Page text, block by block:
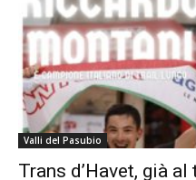
Valli del Pasubio
Trans d’Havet, già